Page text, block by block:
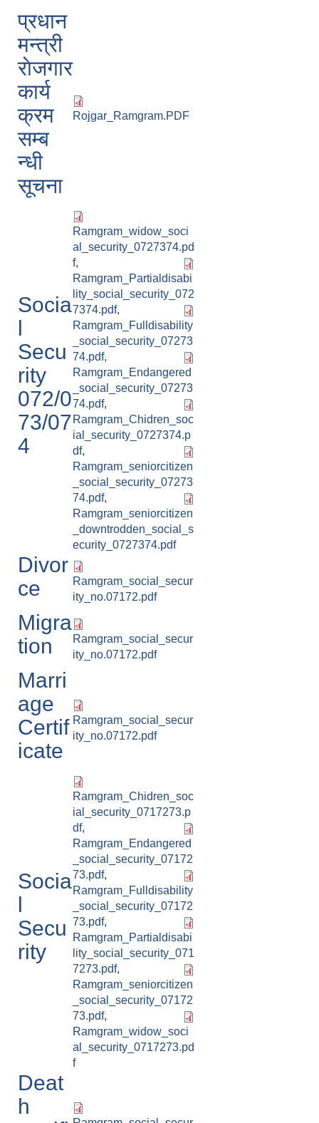
प्रधान
मन्त्री
राेजगार
कार्य
क्रम
सम्ब
न्धी
सूचना
Rojgar_Ramgram.PDF
Socia
Secu
rity
072/0
73/07
4
Ramgram_widow_soci
al_security_0727374.pd
f,
Ramgram_Partialdisabi
lity_social_security_072
7374.pdf,
Ramgram_Fulldisability
_social_security_07273
74.pdf,
Ramgram_Endangered
_social_security_07273
74.pdf,
Ramgram_Chidren_soc
ial_security_0727374.p
df,
Ramgram_seniorcitizen
_social_security_07273
74.pdf,
Ramgram_seniorcitizen
_downtrodden_social_s
ecurity_0727374.pdf
Divor
ce
Ramgram_social_secur
ity_no.07172.pdf
Migra
tion
Ramgram_social_secur
ity_no.07172.pdf
Marri
age
Certif
icate
Ramgram_social_secur
ity_no.07172.pdf
Socia
Secu
rity
Ramgram_Chidren_soc
ial_security_0717273.p
df,
Ramgram_Endangered
_social_security_07172
73.pdf,
Ramgram_Fulldisability
_social_security_07172
73.pdf,
Ramgram_Partialdisabi
lity_social_security_071
7273.pdf,
Ramgram_seniorcitizen
_social_security_07172
73.pdf,
Ramgram_widow_soci
al_security_0717273.pd
f
Deat
h